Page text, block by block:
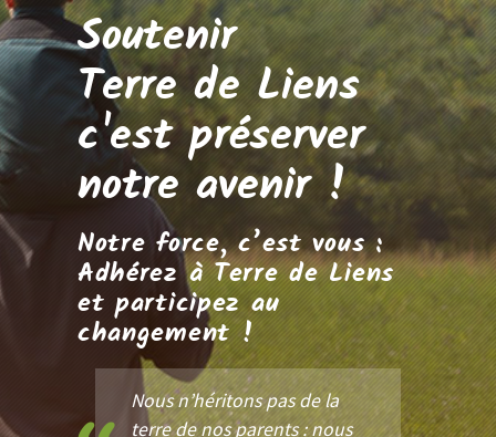
Soutenir
Terre de Liens
c'est préserver
notre avenir !
Notre force, c’est vous :
Adhérez à Terre de Liens
et participez au
changement !
Nous n’héritons pas de la
terre de nos parents : nous